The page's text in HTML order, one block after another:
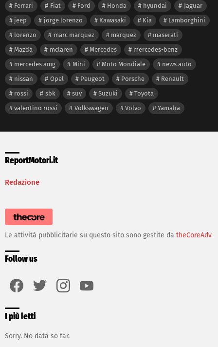
Ferrari
Fiat Ford Honda hyundai
Jaguar
jeep
jorge lorenzo Kawasaki Kia
Lamborghini
lorenzo
marc marquez marquez
maserati
Mazda
mclaren Mercedes
mercedes-benz
mercedes amg
Mini Moto Mondiale
news auto
nissan
Opel Peugeot Porsche
Renault
rossi
sbk suv Suzuki
Toyota
valentino rossi
Volkswagen Volvo Yamaha
ReportMotori.it
Redazione
Le attività pubblicitarie su questo sito sono gestite da theCoreAdv
Follow us
I più letti
Sorry. No data so far.